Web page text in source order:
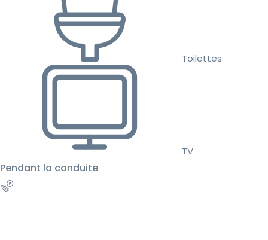
Toilettes
TV
Pendant la conduite